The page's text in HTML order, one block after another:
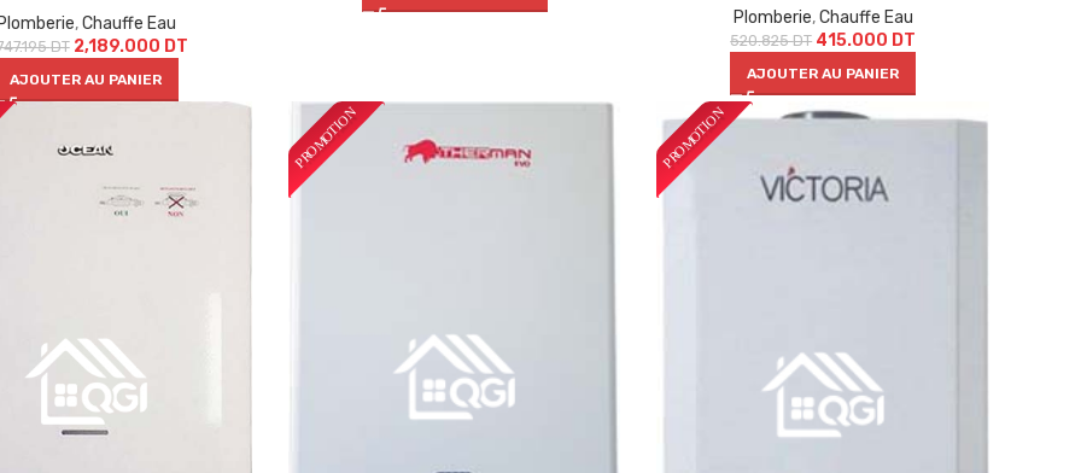
,Chauffe Eau
DT 2,189.000 DT
AJOUTER AU PANIER
Plomberie,Chauffe Eau
520.825DT 415.000 DT
AJOUTER AU PANIER